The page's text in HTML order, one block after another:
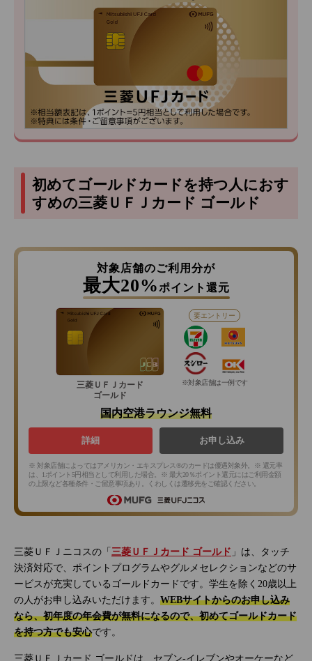
初めてゴールドカードを持つ人におす
すめの三菱ＵＦＪカード ゴールド
対象店舗のご利用分が
最大20% ポイント還元
三菱ＵＦＪカード
ゴールド
要エントリー
※対象店舗は一例です
国内空港ラウンジ無料
詳細 お申し込み
※ 対象店舗によってはアメリカン・エキスプレス®のカードは優遇対象外。※ 還元率
は、1ポイント5円相当として利用した場合。※ 最大20％ポイント還元にはご利用金額
の上限など各種条件・ご留意事項あり。くわしくは遷移先をご確認ください。
三菱ＵＦＪニコスの「 三菱ＵＦＪカード ゴールド 」は、タッチ
決済対応で、ポイントプログラムやグルメセレクションなどのサ
ービスが充実しているゴールドカードです。学生を除く20歳以上
の人がお申し込みいただけます。 WEBサイトからのお申し込み
なら、初年度の年会費が無料になるので、初めてゴールドカード
を持つ方でも安心です。
三菱ＵＦＪカード ゴールドは、セブン‐イレブンやオーケーなど